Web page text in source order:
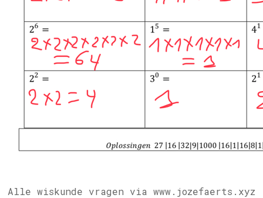
Alle wiskunde vragen via www.jozefaerts.xyz